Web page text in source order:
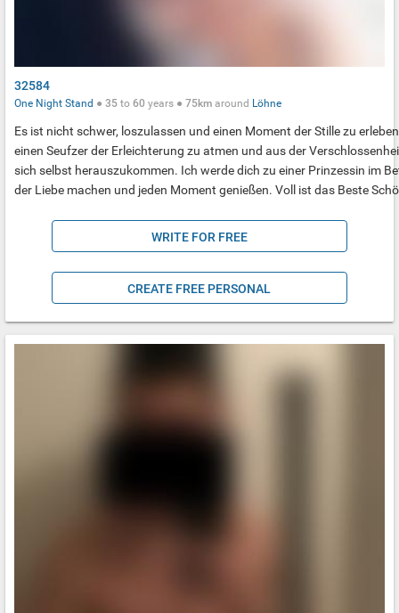
32584
Es ist nicht schwer, loszulassen und einen Moment der Stille zu
einen Seufzer der Erleichterung zu atmen und aus der
sich selbst herauszukommen. Ich werde dich zu einer Prinzessin im
der Liebe machen und jeden Moment genießen. Voll ist das Beste
One Night Stand ● 35 to 60 years ● 75km around Löhne
WRITE FOR FREE
CREATE FREE PERSONAL